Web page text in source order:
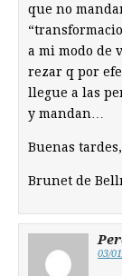
que no
a mi modo de
rezar q por
llegue a las
y mandan…
Buenas tardes,
Brunet de
03/